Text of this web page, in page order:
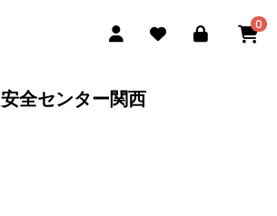
0
安全センター関西